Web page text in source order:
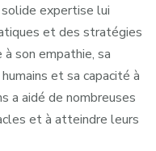
expertise lui
et des stratégies
son empathie, sa
et sa capacité à
a aidé de nombreuses
et à atteindre leurs